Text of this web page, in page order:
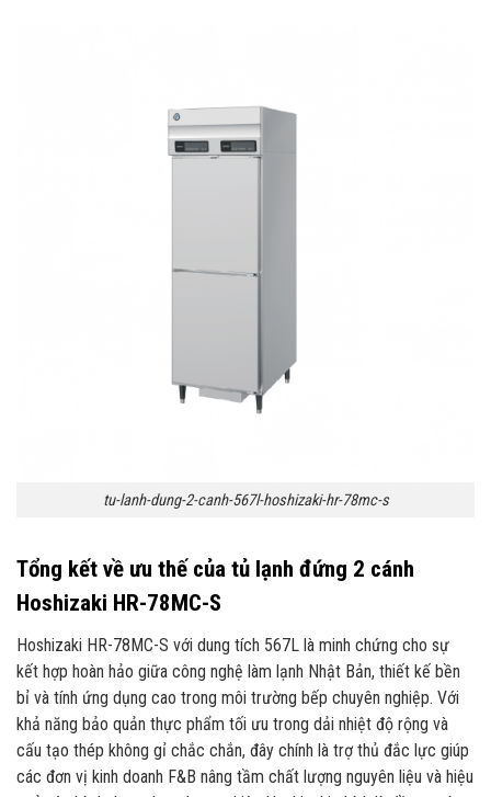
tu-lanh-dung-2-canh-567l-hoshizaki-hr-78mc-s
Tổng kết về ưu thế của tủ lạnh đứng 2 cánh
Hoshizaki HR-78MC-S
Hoshizaki HR-78MC-S với dung tích 567L là minh chứng cho sự
kết hợp hoàn hảo giữa công nghệ làm lạnh Nhật Bản, thiết kế bền
bỉ và tính ứng dụng cao trong môi trường bếp chuyên nghiệp. Với
khả năng bảo quản thực phẩm tối ưu trong dải nhiệt độ rộng và
cấu tạo thép không gỉ chắc chắn, đây chính là trợ thủ đắc lực giúp
các đơn vị kinh doanh F&B nâng tầm chất lượng nguyên liệu và hiệu